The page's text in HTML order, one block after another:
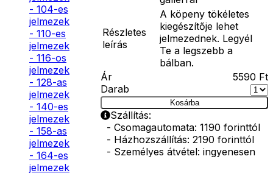
- 104-es
jelmezek
- 110-es
jelmezek
- 116-os
jelmezek
- 128-as
jelmezek
- 140-es
jelmezek
- 158-as
jelmezek
- 164-es
jelmezek
Részletes
leírás
A köpeny tökéletes
kiegészítője lehet
jelmezednek. Legyél
Te a legszebb a
bálban.
Ár
5590 Ft
Darab
Kosárba
Szállítás:
- Csomagautomata: 1190 forinttól
- Házhozszállítás: 2190 forinttól
- Személyes átvétel: ingyenesen